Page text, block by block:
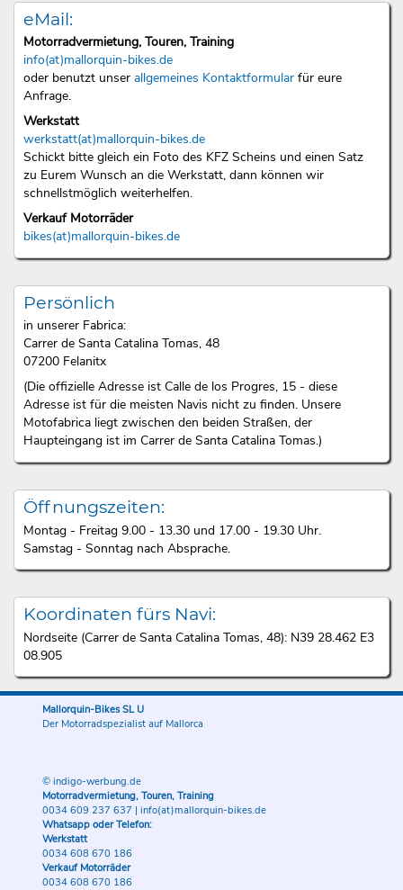
eMail:
Motorradvermietung, Touren, Training
info(at)mallorquin-bikes.de
oder benutzt unser allgemeines Kontaktformularfür eure
Anfrage.
Werkstatt
werkstatt(at)mallorquin-bikes.de
Schickt bitte gleich ein Foto des KFZ Scheins und einen Satz
zu Eurem Wunsch an die Werkstatt, dann können wir
schnellstmöglich weiterhelfen.
Verkauf Motorräder
bikes(at)mallorquin-bikes.de
Persönlich
in unserer Fabrica:
Carrer de Santa Catalina Tomas, 48
07200 Felanitx
(Die offizielle Adresse ist Calle de los Progres, 15 - diese
Adresse ist für die meisten Navis nicht zu finden. Unsere
Motofabrica liegt zwischen den beiden Straßen, der
Haupteingang ist im Carrer de Santa Catalina Tomas.)
Öffnungszeiten:
Montag - Freitag 9.00 - 13.30 und 17.00 - 19.30 Uhr.
Samstag - Sonntag nach Absprache.
Koordinaten fürs Navi:
Nordseite (Carrer de Santa Catalina Tomas, 48): N39 28.462 E3
08.905
Mallorquin-Bikes SL U
Der Motorradspezialist auf Mallorca
© indigo-werbung.de
Motorradvermietung, Touren, Training
0034 609 237 637 | info(at)mallorquin-bikes.de
Whatsapp oder Telefon:
Werkstatt
0034 608 670 186
Verkauf Motorräder
0034 608 670 186